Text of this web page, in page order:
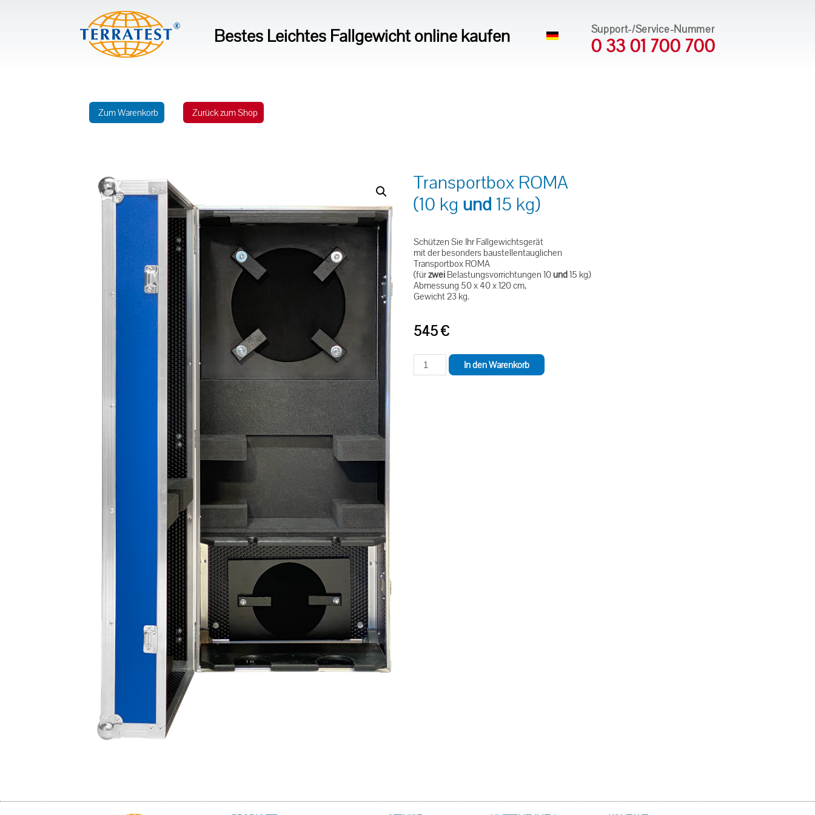
Bestes Leichtes Fallgewicht online kaufen Support-/Service-Nummer
0 33 01 700 700
Zum Warenkorb Zurück zum Shop
Transportbox ROMA
(10 kg und 15 kg)
Schützen Sie Ihr Fallgewichtsgerät
mit der besonders baustellentauglichen
Transportbox ROMA
(fürzwei Belastungsvorrichtungen 10 und15 kg)
Abmessung 50 x 40 x 120 cm,
Gewicht 23 kg.
545€
In den Warenkorb